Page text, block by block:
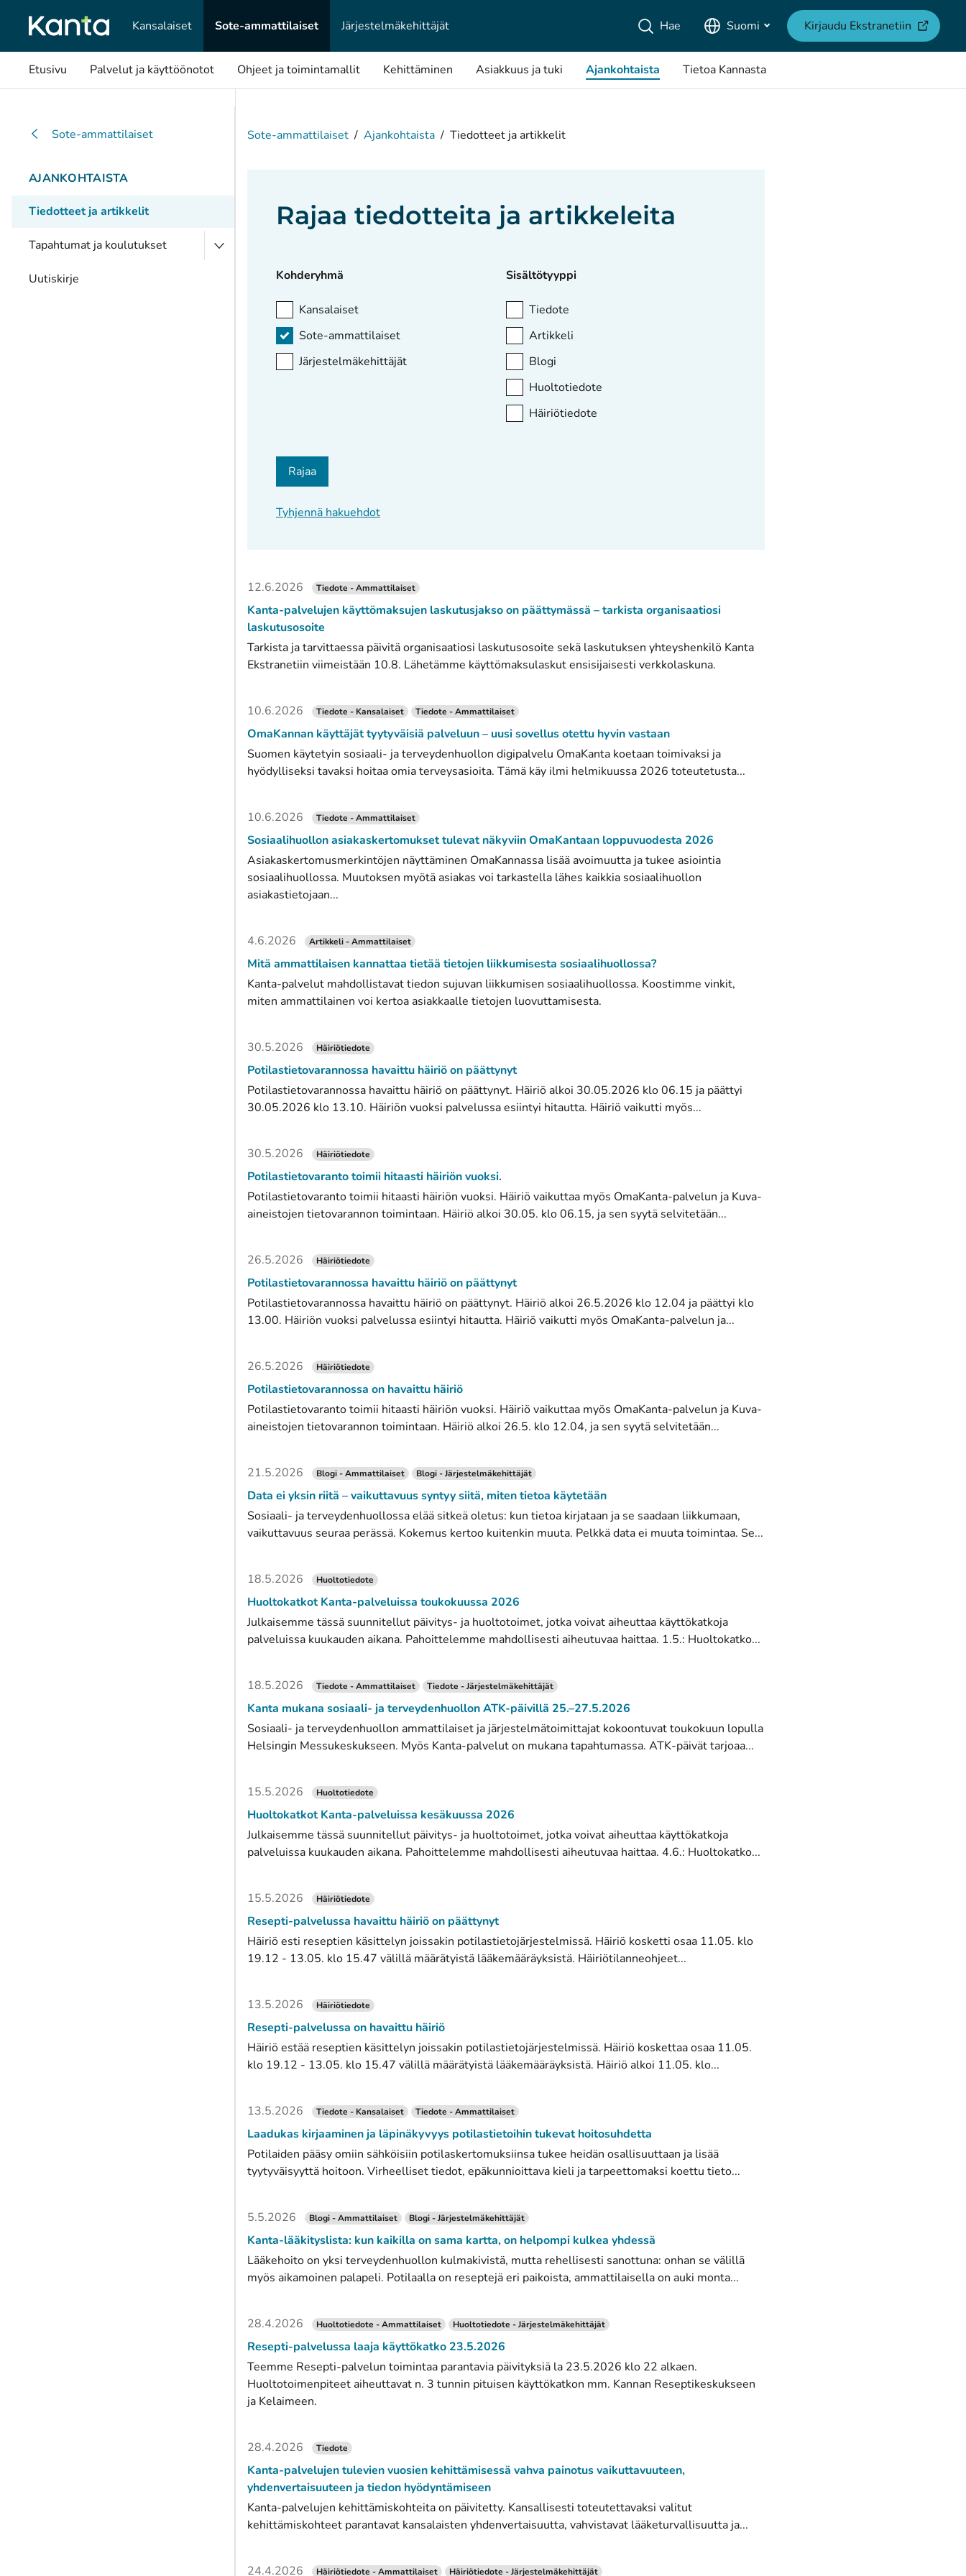
Kansalaiset
Sote-ammattilaiset Järjestelmä­kehittäjät Hae Suomi Kirjaudu Ekstranetiin (avautuu
Etusivu Palvelut ja käyttöönotot Ohjeet ja toimintamallit Kehittäminen Asiakkuus ja tuki Ajankohtaista Tietoa Kannasta
Sote-ammattilaiset
AJANKOHTAISTA
Tiedotteet ja artikkelit
Tapahtumat ja koulutukset
Uutiskirje
Sote-ammattilaiset / Ajankohtaista / Tiedotteet ja artikkelit
Rajaa tiedotteita ja artikkeleita
Kohderyhmä
Kansalaiset
Sote-ammattilaiset
Järjestelmäkehittäjät
Sisältötyyppi
Tiedote
Artikkeli
Blogi
Huoltotiedote
Häiriötiedote
Rajaa
Tyhjennä hakuehdot
12.6.2026 Tiedote - Ammattilaiset
Kanta-palvelujen käyttömaksujen laskutusjakso on päättymässä – tarkista organisaatiosi
laskutusosoite
Tarkista ja tarvittaessa päivitä organisaatiosi laskutusosoite sekä laskutuksen yhteyshenkilö Kanta
Ekstranetiin viimeistään 10.8. Lähetämme käyttömaksulaskut ensisijaisesti verkkolaskuna.
10.6.2026 Tiedote - Kansalaiset Tiedote - Ammattilaiset
OmaKannan käyttäjät tyytyväisiä palveluun – uusi sovellus otettu hyvin vastaan
Suomen käytetyin sosiaali- ja terveydenhuollon digipalvelu OmaKanta koetaan toimivaksi ja
hyödylliseksi tavaksi hoitaa omia terveysasioita. Tämä käy ilmi helmikuussa 2026 toteutetusta...
10.6.2026 Tiedote - Ammattilaiset
Sosiaalihuollon asiakaskertomukset tulevat näkyviin OmaKantaan loppuvuodesta 2026
Asiakaskertomusmerkintöjen näyttäminen OmaKannassa lisää avoimuutta ja tukee asiointia
sosiaalihuollossa. Muutoksen myötä asiakas voi tarkastella lähes kaikkia sosiaalihuollon
asiakastietojaan...
4.6.2026 Artikkeli - Ammattilaiset
Mitä ammattilaisen kannattaa tietää tietojen liikkumisesta sosiaalihuollossa?
Kanta-palvelut mahdollistavat tiedon sujuvan liikkumisen sosiaalihuollossa. Koostimme vinkit,
miten ammattilainen voi kertoa asiakkaalle tietojen luovuttamisesta.
30.5.2026 Häiriötiedote
Potilastietovarannossa havaittu häiriö on päättynyt
Potilastietovarannossa havaittu häiriö on päättynyt. Häiriö alkoi 30.05.2026 klo 06.15 ja päättyi
30.05.2026 klo 13.10. Häiriön vuoksi palvelussa esiintyi hitautta. Häiriö vaikutti myös...
30.5.2026 Häiriötiedote
Potilastietovaranto toimii hitaasti häiriön vuoksi.
Potilastietovaranto toimii hitaasti häiriön vuoksi. Häiriö vaikuttaa myös OmaKanta-palvelun ja Kuva-
aineistojen tietovarannon toimintaan. Häiriö alkoi 30.05. klo 06.15, ja sen syytä selvitetään...
26.5.2026 Häiriötiedote
Potilastietovarannossa havaittu häiriö on päättynyt
Potilastietovarannossa havaittu häiriö on päättynyt. Häiriö alkoi 26.5.2026 klo 12.04 ja päättyi klo
13.00. Häiriön vuoksi palvelussa esiintyi hitautta. Häiriö vaikutti myös OmaKanta-palvelun ja...
26.5.2026 Häiriötiedote
Potilastietovarannossa on havaittu häiriö
Potilastietovaranto toimii hitaasti häiriön vuoksi. Häiriö vaikuttaa myös OmaKanta-palvelun ja Kuva-
aineistojen tietovarannon toimintaan. Häiriö alkoi 26.5. klo 12.04, ja sen syytä selvitetään...
21.5.2026 Blogi - Ammattilaiset Blogi - Järjestelmäkehittäjät
Data ei yksin riitä – vaikuttavuus syntyy siitä, miten tietoa käytetään
Sosiaali- ja terveydenhuollossa elää sitkeä oletus: kun tietoa kirjataan ja se saadaan liikkumaan,
vaikuttavuus seuraa perässä. Kokemus kertoo kuitenkin muuta. Pelkkä data ei muuta toimintaa. Se...
18.5.2026 Huoltotiedote
Huoltokatkot Kanta-palveluissa toukokuussa 2026
Julkaisemme tässä suunnitellut päivitys- ja huoltotoimet, jotka voivat aiheuttaa käyttökatkoja
palveluissa kuukauden aikana. Pahoittelemme mahdollisesti aiheutuvaa haittaa. 1.5.: Huoltokatko...
18.5.2026 Tiedote - Ammattilaiset Tiedote - Järjestelmäkehittäjät
Kanta mukana sosiaali- ja terveydenhuollon ATK-päivillä 25.–27.5.2026
Sosiaali- ja terveydenhuollon ammattilaiset ja järjestelmätoimittajat kokoontuvat toukokuun lopulla
Helsingin Messukeskukseen. Myös Kanta-palvelut on mukana tapahtumassa. ATK-päivät tarjoaa...
15.5.2026 Huoltotiedote
Huoltokatkot Kanta-palveluissa kesäkuussa 2026
Julkaisemme tässä suunnitellut päivitys- ja huoltotoimet, jotka voivat aiheuttaa käyttökatkoja
palveluissa kuukauden aikana. Pahoittelemme mahdollisesti aiheutuvaa haittaa. 4.6.: Huoltokatko...
15.5.2026 Häiriötiedote
Resepti-palvelussa havaittu häiriö on päättynyt
Häiriö esti reseptien käsittelyn joissakin potilastietojärjestelmissä. Häiriö kosketti osaa 11.05. klo
19.12 - 13.05. klo 15.47 välillä määrätyistä lääkemääräyksistä. Häiriötilanneohjeet...
13.5.2026 Häiriötiedote
Resepti-palvelussa on havaittu häiriö
Häiriö estää reseptien käsittelyn joissakin potilastietojärjestelmissä. Häiriö koskettaa osaa 11.05.
klo 19.12 - 13.05. klo 15.47 välillä määrätyistä lääkemääräyksistä. Häiriö alkoi 11.05. klo...
13.5.2026 Tiedote - Kansalaiset Tiedote - Ammattilaiset
Laadukas kirjaaminen ja läpinäkyvyys potilastietoihin tukevat hoitosuhdetta
Potilaiden pääsy omiin sähköisiin potilaskertomuksiinsa tukee heidän osallisuuttaan ja lisää
tyytyväisyyttä hoitoon. Virheelliset tiedot, epäkunnioittava kieli ja tarpeettomaksi koettu tieto...
5.5.2026 Blogi - Ammattilaiset Blogi - Järjestelmäkehittäjät
Kanta-lääkityslista: kun kaikilla on sama kartta, on helpompi kulkea yhdessä
Lääkehoito on yksi terveydenhuollon kulmakivistä, mutta rehellisesti sanottuna: onhan se välillä
myös aikamoinen palapeli. Potilaalla on reseptejä eri paikoista, ammattilaisella on auki monta...
28.4.2026 Huoltotiedote - Ammattilaiset Huoltotiedote - Järjestelmäkehittäjät
Resepti-palvelussa laaja käyttökatko 23.5.2026
Teemme Resepti-palvelun toimintaa parantavia päivityksiä la 23.5.2026 klo 22 alkaen.
Huoltotoimenpiteet aiheuttavat n. 3 tunnin pituisen käyttökatkon mm. Kannan Reseptikeskukseen
ja Kelaimeen.
28.4.2026 Tiedote
Kanta-palvelujen tulevien vuosien kehittämisessä vahva painotus vaikuttavuuteen,
yhdenvertaisuuteen ja tiedon hyödyntämiseen
Kanta-palvelujen kehittämiskohteita on päivitetty. Kansallisesti toteutettavaksi valitut
kehittämiskohteet parantavat kansalaisten yhdenvertaisuutta, vahvistavat lääketurvallisuutta ja...
24.4.2026 Häiriötiedote - Ammattilaiset Häiriötiedote - Järjestelmäkehittäjät